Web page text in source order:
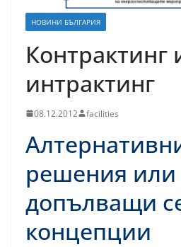
НОВИНИ БЪЛГАРИЯ
Контрактинг
интрактинг
08.12.2012 facilities
решения или
допълващи
концепции